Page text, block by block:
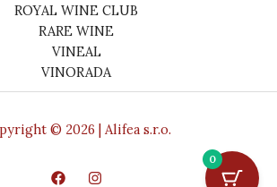
ROYAL WINE CLUB
RARE WINE
VINEAL
VINORADA
© 2026 | Alifea s.r.o.
0